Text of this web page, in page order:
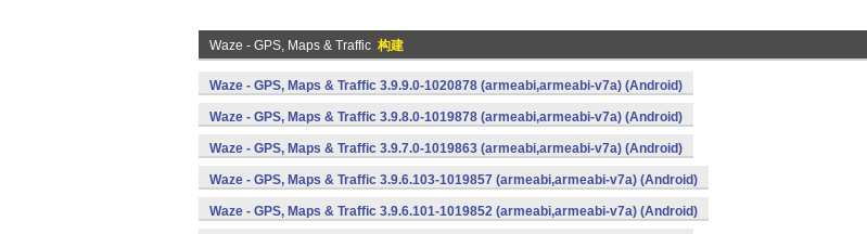
Waze - GPS, Maps & Traffic 构建
Waze - GPS, Maps & Traffic 3.9.9.0-1020878 (armeabi,armeabi-v7a) (Android)
Waze - GPS, Maps & Traffic 3.9.8.0-1019878 (armeabi,armeabi-v7a) (Android)
Waze - GPS, Maps & Traffic 3.9.7.0-1019863 (armeabi,armeabi-v7a) (Android)
Waze - GPS, Maps & Traffic 3.9.6.103-1019857 (armeabi,armeabi-v7a) (Android)
Waze - GPS, Maps & Traffic 3.9.6.101-1019852 (armeabi,armeabi-v7a) (Android)